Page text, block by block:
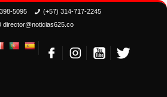
5095
(+57) 314-717-2245
director@noticias625.co